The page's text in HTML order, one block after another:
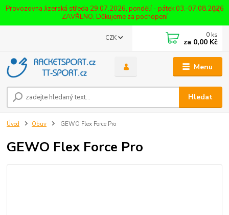
Provozovna Jizerská středa 29.07.2026, pondělí - pátek 03.-07.08.2026
ZAVŘENO. Děkujeme za pochopení
Menu
CZK
Hledat
0 ks
za 0,00 Kč
Úvod Obuv GEWO Flex Force Pro
GEWO Flex Force Pro